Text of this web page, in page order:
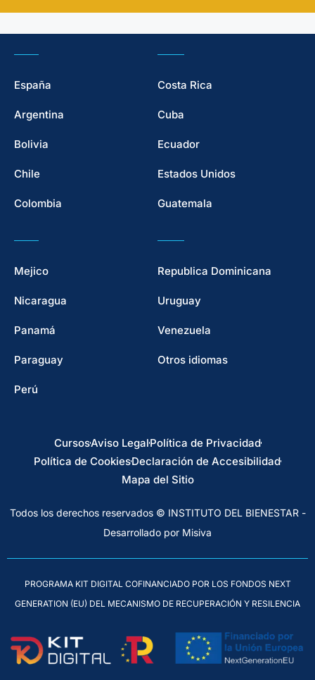
España
Argentina
Bolivia
Chile
Colombia
Costa Rica
Cuba
Ecuador
Estados Unidos
Guatemala
Mejico
Nicaragua
Panamá
Paraguay
Perú
Republica Dominicana
Uruguay
Venezuela
Otros idiomas
CursosAviso LegalPolítica de Privacidad
Política de CookiesDeclaración de Accesibilidad
Mapa del Sitio
Todos los derechos reservados © INSTITUTO DEL BIENESTAR -
Desarrollado por Misiva
PROGRAMA KIT DIGITAL COFINANCIADO POR LOS FONDOS NEXT
GENERATION (EU) DEL MECANISMO DE RECUPERACIÓN Y RESILENCIA